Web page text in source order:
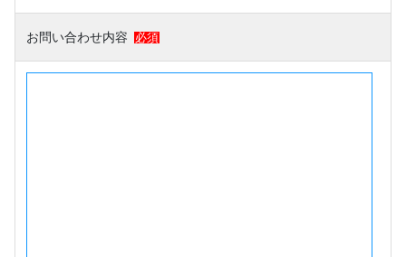
お問い合わせ内容 必須